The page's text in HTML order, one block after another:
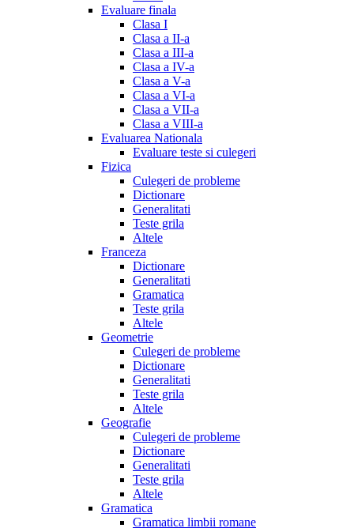
Evaluare finala
Clasa I
Clasa a II-a
Clasa a III-a
Clasa a IV-a
Clasa a V-a
Clasa a VI-a
Clasa a VII-a
Clasa a VIII-a
Evaluarea Nationala
Evaluare teste si culegeri
Fizica
Culegeri de probleme
Dictionare
Generalitati
Teste grila
Altele
Franceza
Dictionare
Generalitati
Gramatica
Teste grila
Altele
Geometrie
Culegeri de probleme
Dictionare
Generalitati
Teste grila
Altele
Geografie
Culegeri de probleme
Dictionare
Generalitati
Teste grila
Altele
Gramatica
Gramatica limbii romane